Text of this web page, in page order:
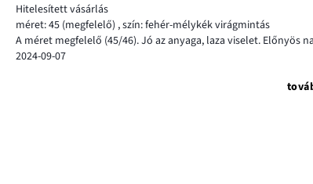
Hitelesített vásárlás
méret: 45 (megfelelő) ,szín: fehér-mélykék virágmintás
A méret megfelelő (45/46). Jó az anyaga, laza viselet. Előnyös
2024-09-07